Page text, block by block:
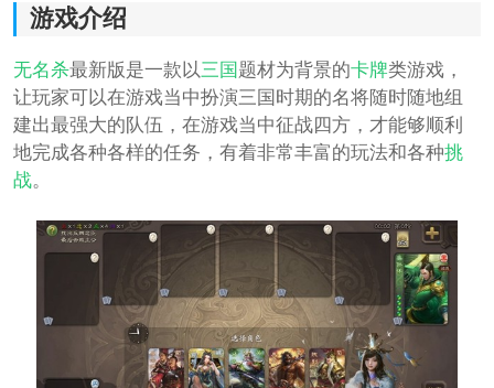
游戏介绍
无名杀最新版是一款以三国 题材为背景的卡牌类游戏，
让玩家可以在游戏当中扮演三国时期的名将随时随地组
建出最强大的队伍，在游戏当中征战四方，才能够顺利
地完成各种各样的任务，有着非常丰富的玩法和各种挑
战。